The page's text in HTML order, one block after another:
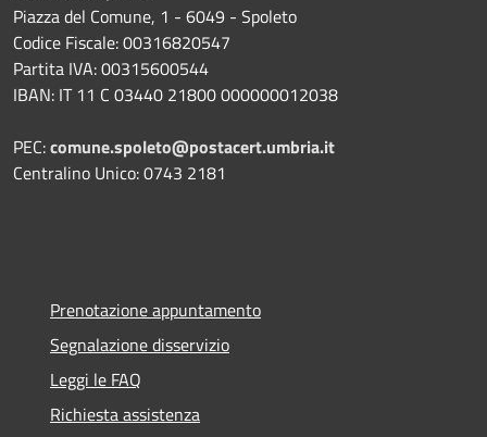
Piazza del Comune, 1 - 6049 - Spoleto
Codice Fiscale: 00316820547
Partita IVA: 00315600544
IBAN: IT 11 C 03440 21800 000000012038
PEC:comune.spoleto@postacert.umbria.it
Centralino Unico: 0743 2181
Prenotazione appuntamento
Segnalazione disservizio
Leggi le FAQ
Richiesta assistenza